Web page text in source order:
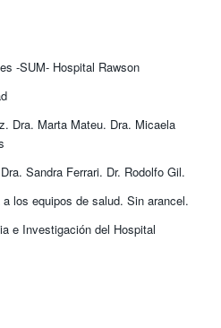
-SUM- Hospital Rawson
Dra. Marta Mateu. Dra. Micaela
Sandra Ferrari. Dr. Rodolfo Gil.
los equipos de salud. Sin arancel.
e Investigación del Hospital